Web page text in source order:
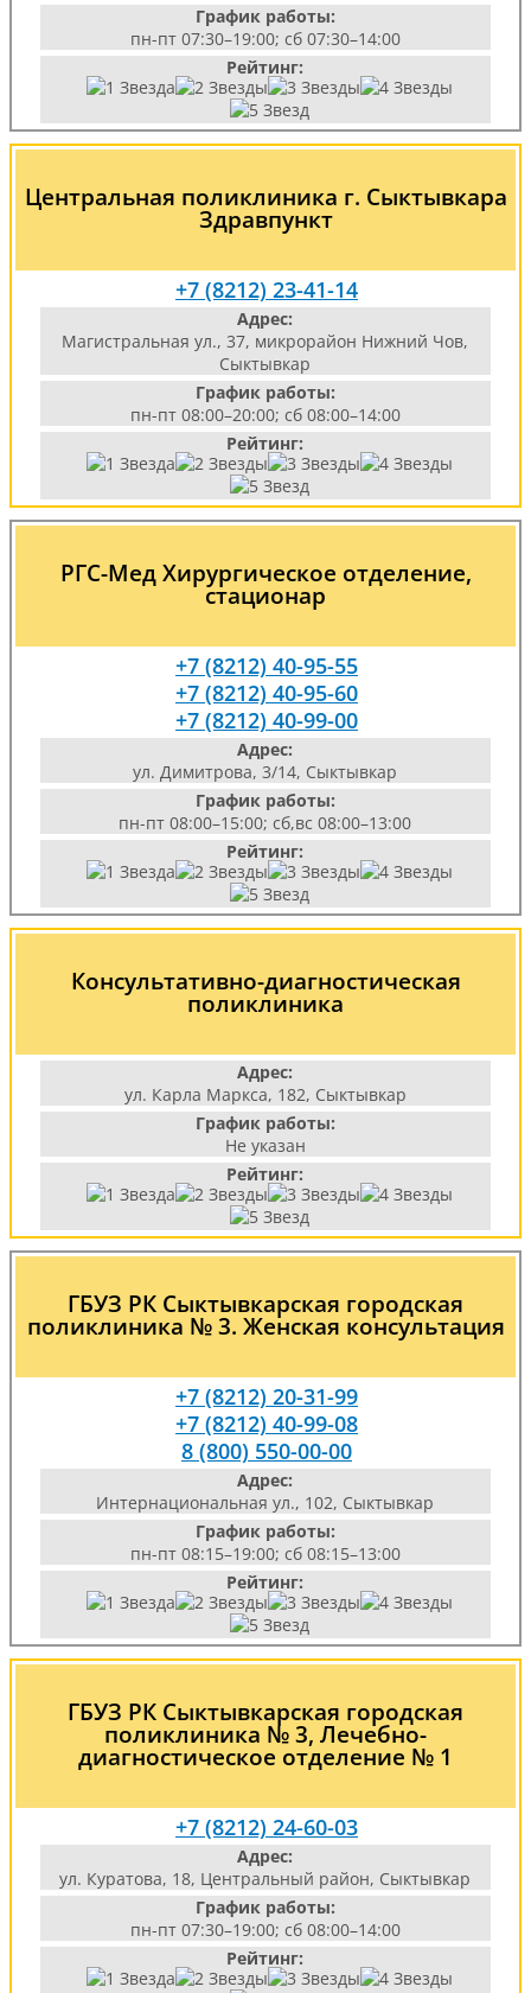
График работы:
пн-пт 07:30–19:00; сб 07:30–14:00
Рейтинг:
Центральная поликлиника г. Сыктывкара
Здравпункт
+7 (8212) 23-41-14
Адрес:
Магистральная ул., 37, микрорайон Нижний Чов,
Сыктывкар
График работы:
пн-пт 08:00–20:00; сб 08:00–14:00
Рейтинг:
РГС-Мед Хирургическое отделение,
стационар
+7 (8212) 40-95-55
+7 (8212) 40-95-60
+7 (8212) 40-99-00
Адрес:
ул. Димитрова, 3/14, Сыктывкар
График работы:
пн-пт 08:00–15:00; сб,вс 08:00–13:00
Рейтинг:
Консультативно-диагностическая
поликлиника
Адрес:
ул. Карла Маркса, 182, Сыктывкар
График работы:
Не указан
Рейтинг:
ГБУЗ РК Сыктывкарская городская
поликлиника № 3. Женская консультация
+7 (8212) 20-31-99
+7 (8212) 40-99-08
8 (800) 550-00-00
Адрес:
Интернациональная ул., 102, Сыктывкар
График работы:
пн-пт 08:15–19:00; сб 08:15–13:00
Рейтинг:
ГБУЗ РК Сыктывкарская городская
поликлиника № 3, Лечебно-
диагностическое отделение № 1
+7 (8212) 24-60-03
Адрес:
ул. Куратова, 18, Центральный район, Сыктывкар
График работы:
пн-пт 07:30–19:00; сб 08:00–14:00
Рейтинг: